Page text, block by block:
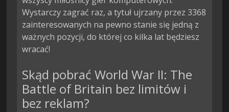
Wystarczy zagrać raz, a tytuł ujrzany przez 3368
zainteresowanych na pewno stanie się jedną z
ważnych pozycji, do której co kilka lat będziesz
wracać!
Skąd pobrać World War II: The
Battle of Britain bez limitów i
bez reklam?